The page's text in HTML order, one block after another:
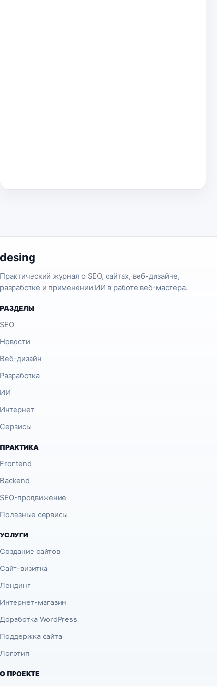
desing
Практический журнал о SEO, сайтах, веб-дизайне,
разработке и применении ИИ в работе веб-мастера.
РАЗДЕЛЫ
SEO
Новости
Веб-дизайн
Разработка
ИИ
Интернет
Сервисы
ПРАКТИКА
Frontend
Backend
SEO-продвижение
Полезные сервисы
УСЛУГИ
Создание сайтов
Сайт-визитка
Лендинг
Интернет-магазин
Доработка WordPress
Поддержка сайта
Логотип
О ПРОЕКТЕ